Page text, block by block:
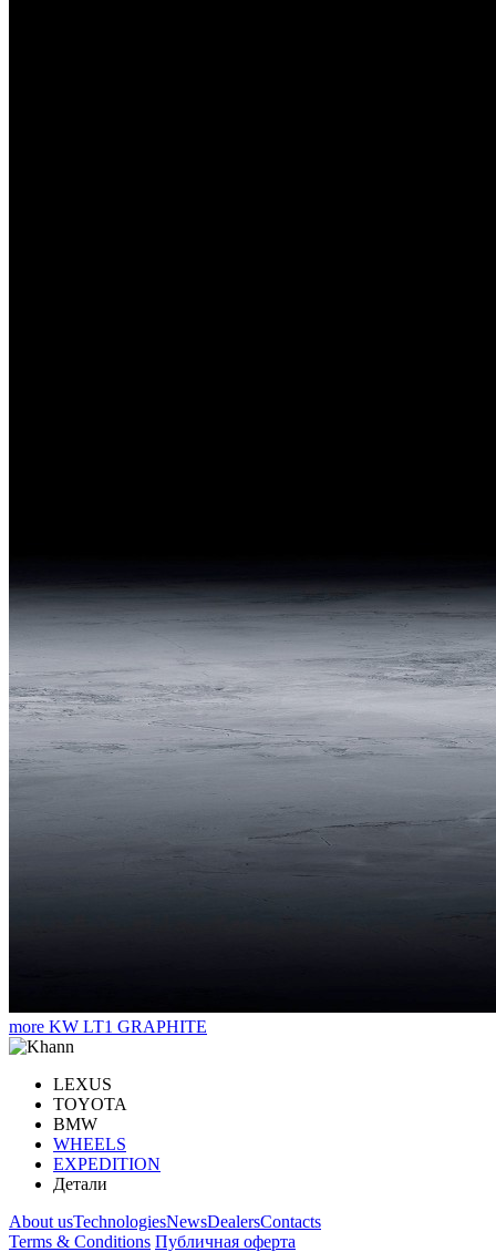
more KW LT1 GRAPHITE
LEXUS
TOYOTA
BMW
WHEELS
EXPEDITION
Детали
About usTechnologiesNewsDealersContacts
Terms & Conditions Публичная оферта